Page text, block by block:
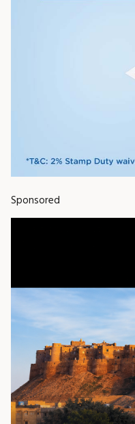
Sponsored